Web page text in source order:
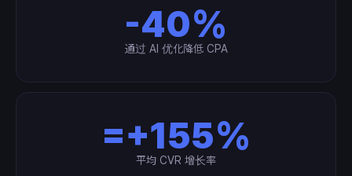
-40%
通过 AI 优化降低 CPA
=+155%
平均 CVR 增长率